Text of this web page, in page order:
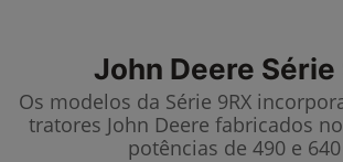
John Deere Série
Os modelos da Série 9RX
tratores John Deere fabricados
potências de 490 e